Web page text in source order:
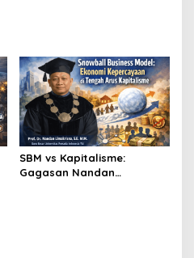
SBM vs Kapitalisme:
Gagasan Nandan